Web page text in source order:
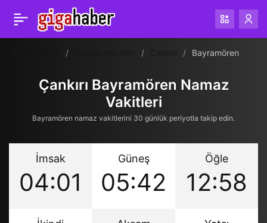
Bayramören
Çankırı Bayramören Namaz
Vakitleri
Bayramören namaz vakitlerini 30 günlük periyotla takip edin.
İmsak
04:01
Güneş
05:42
Öğle
12:58